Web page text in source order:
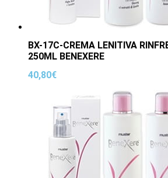
BX-17C-CREMA LENITIVA
250ML BENEXERE
40,80€